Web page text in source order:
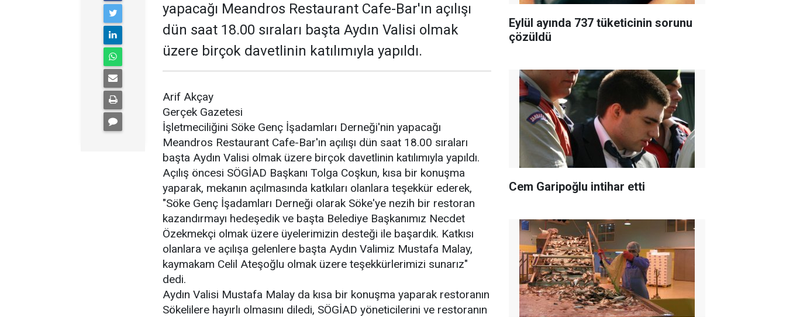
yapacağı Meandros Restaurant Cafe-Bar'ın açılışı
dün saat 18.00 sıraları başta Aydın Valisi olmak
üzere birçok davetlinin katılımıyla yapıldı.
Arif Akçay
Gerçek Gazetesi
İşletmeciliğini Söke Genç İşadamları Derneği'nin yapacağı
Meandros Restaurant Cafe-Bar'ın açılışı dün saat 18.00 sıraları
başta Aydın Valisi olmak üzere birçok davetlinin katılımıyla yapıldı.
Açılış öncesi SÖGİAD Başkanı Tolga Coşkun, kısa bir konuşma
yaparak, mekanın açılmasında katkıları olanlara teşekkür ederek,
"Söke Genç İşadamları Derneği olarak Söke'ye nezih bir restoran
kazandırmayı hedeşedik ve başta Belediye Başkanımız Necdet
Özekmekçi olmak üzere üyelerimizin desteği ile başardık. Katkısı
olanlara ve açılışa gelenlere başta Aydın Valimiz Mustafa Malay,
kaymakam Celil Ateşoğlu olmak üzere teşekkürlerimizi sunarız"
dedi.
Aydın Valisi Mustafa Malay da kısa bir konuşma yaparak restoranın
Sökelilere hayırlı olmasını diledi, SÖGİAD yöneticilerini ve restoranın
Eylül ayında 737 tüketicinin sorunu
çözüldü
Cem Garipoğlu intihar etti